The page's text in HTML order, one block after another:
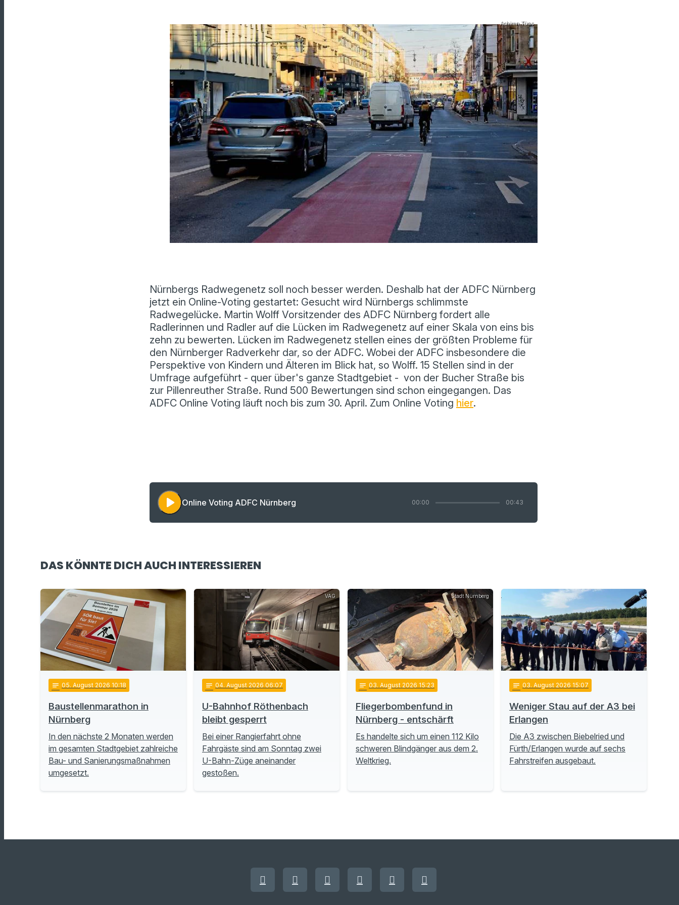
Achimn Tüns
Nürnbergs Radwegenetz soll noch besser werden. Deshalb hat der ADFC Nürnberg
jetzt ein Online-Voting gestartet: Gesucht wird Nürnbergs schlimmste
Radwegelücke. Martin Wolff Vorsitzender des ADFC Nürnberg fordert alle
Radlerinnen und Radler auf die Lücken im Radwegenetz auf einer Skala von eins bis
zehn zu bewerten. Lücken im Radwegenetz stellen eines der größten Probleme für
den Nürnberger Radverkehr dar, so der ADFC. Wobei der ADFC insbesondere die
Perspektive von Kindern und Älteren im Blick hat, so Wolff. 15 Stellen sind in der
Umfrage aufgeführt - quer über's ganze Stadtgebiet - von der Bucher Straße bis
zur Pillenreuther Straße. Rund 500 Bewertungen sind schon eingegangen. Das
ADFC Online Voting läuft noch bis zum 30. April. Zum Online Voting hier.
play_arrow Online Voting ADFC Nürnberg 00:00 00:43
DAS KÖNNTE DICH AUCH INTERESSIEREN
notes 05. August 2026 10:18
Baustellenmarathon in
Nürnberg
In den nächste 2 Monaten werden
im gesamten Stadtgebiet zahlreiche
Bau- und Sanierungsmaßnahmen
umgesetzt.
VAG
notes 04. August 2026 06:07
U-Bahnhof Röthenbach
bleibt gesperrt
Bei einer Rangierfahrt ohne
Fahrgäste sind am Sonntag zwei
U-Bahn-Züge aneinander
gestoßen.
Stadt Nürnberg
notes 03. August 2026 15:23
Fliegerbombenfund in
Nürnberg - entschärft
Es handelte sich um einen 112 Kilo
schweren Blindgänger aus dem 2.
Weltkrieg.
notes 03. August 2026 15:07
Weniger Stau auf der A3 bei
Erlangen
Die A3 zwischen Biebelried und
Fürth/Erlangen wurde auf sechs
Fahrstreifen ausgebaut.